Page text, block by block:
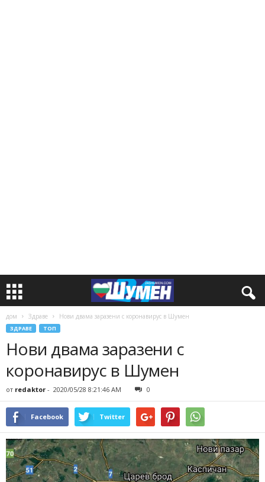
дом Здраве Нови двама заразени с коронавирус в Шумен
ЗДРАВЕ ТОП
Нови двама заразени с
коронавирус в Шумен
от redaktor - 2020/05/28 8:21:46 AM 0
Facebook Twitter